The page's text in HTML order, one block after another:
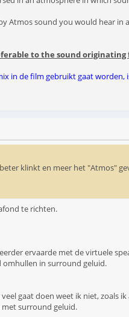
Atmos sound you would hear in
to the sound originating
in de film gebruikt gaat worden,
klinkt en meer het "Atmos"
te richten.
ervaarde met de virtuele
omhullen in surround geluid.
gaat doen weet ik niet, zoals
met surround geluid.